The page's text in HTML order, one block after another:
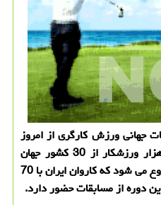
جهانی ورزش کارگری از امروز
پنجشنبه 15 مهر با رقابت سه هزار ورزشکار از 30 کشور جهان
در28 رشته ورزشی در یونان شروع می شود که کاروان ایران با 70